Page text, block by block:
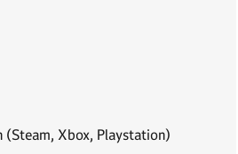
(Steam, Xbox, Playstation)